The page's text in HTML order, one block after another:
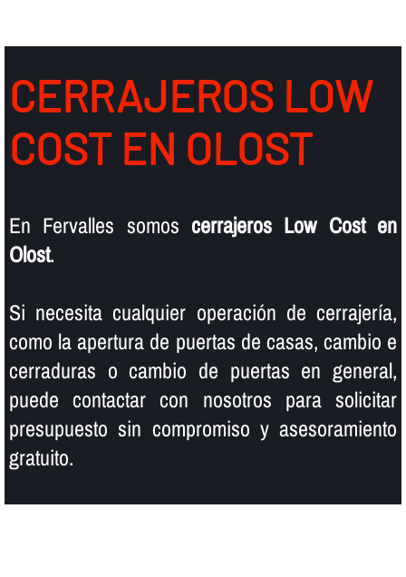
CERRAJEROS LOW
COST EN OLOST
En Fervalles somos cerrajeros Low Cost en
Olost.
Si necesita cualquier operación de cerrajerí­a,
como la apertura de puertas de casas, cambio e
cerraduras o cambio de puertas en general,
puede contactar con nosotros para solicitar
presupuesto sin compromiso y asesoramiento
gratuito.